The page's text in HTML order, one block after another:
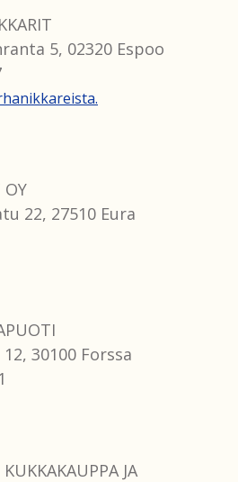
5, 02320 Espoo
OY
22, 27510 Eura
30100 Forssa
KUKKAKAUPPA JA